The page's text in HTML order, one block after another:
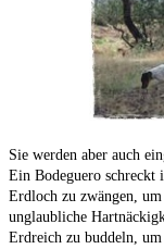
Sie werden aber auch
Ein Bodeguero schreckt
Erdloch zu zwängen,
unglaubliche
Erdreich zu buddeln, um